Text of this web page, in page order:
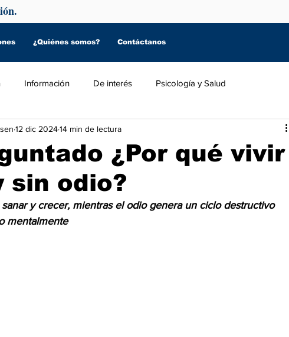
¿Quiénes somos? Contáctanos
Información De interés Psicología y Salud
¿Por qué vivir
sin odio?
12 dic 202414 min de lectura
y crecer, mientras el odio genera un ciclo destructivo
mentalmente